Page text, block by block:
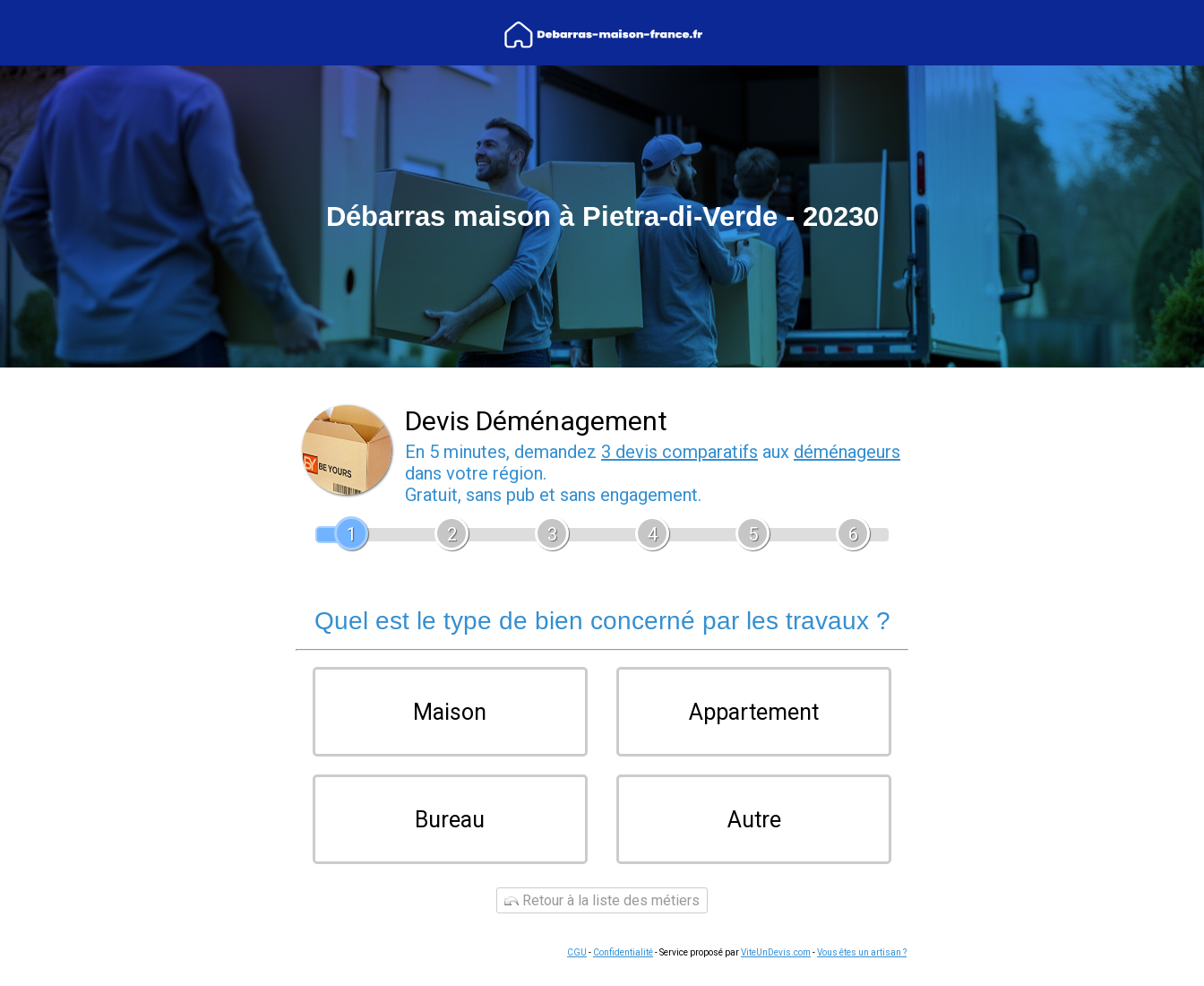
Débarras maison à Pietra-di-Verde - 20230
Devis Déménagement
En 5 minutes, demandez 3 devis comparatifs aux déménageurs
dans votre région.
Gratuit, sans pub et sans engagement.
1
2 3 4 5 6
Quel est le type de bien concerné par les travaux ?
Maison Appartement
Bureau Autre
Retour à la liste des métiers
CGU - Confidentialité- Service proposé parViteUnDevis.com -Vous êtes un artisan ?